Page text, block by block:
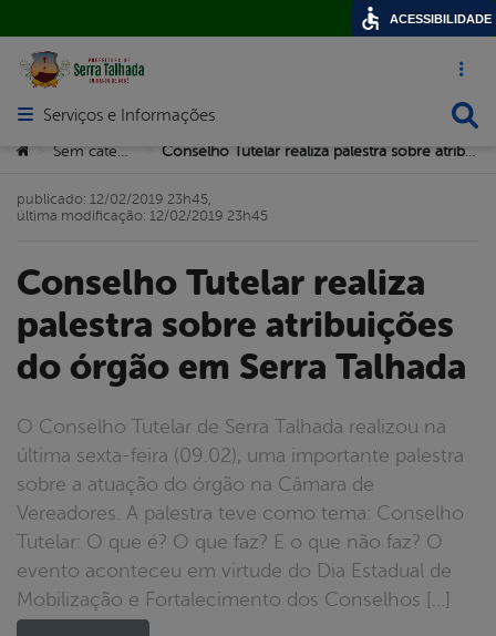
Acesso
Abrir menu principal de navegação
Serviços e Informações
Você está aqui:
> >
Conselho Tutelar realiza
palestra sobre atribuições
do órgão em Serra Talhada
O Conselho Tutelar de Serra Talhada realizou na
última sexta-feira (09.02), uma importante palestra
sobre a atuação do órgão na Câmara de
Vereadores. A palestra teve como tema: Conselho
Tutelar: O que é? O que faz? E o que não faz? O
evento aconteceu em virtude do Dia Estadual de
Mobilização e Fortalecimento dos Conselhos […]
publicado: 12/02/2019 23h45,
última modificação: 12/02/2019 23h45
ACESSIBILIDADE